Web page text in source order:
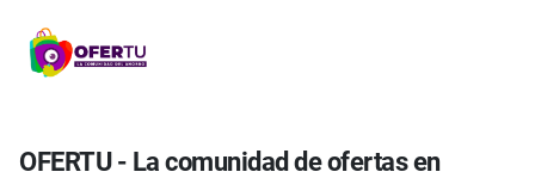
OFERTU - La comunidad de ofertas en